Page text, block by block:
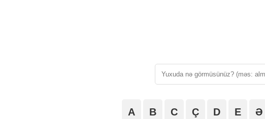
A B C Ç D E Ə